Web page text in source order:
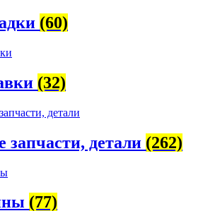
(60)
(32)
запчасти, детали (262)
(77)